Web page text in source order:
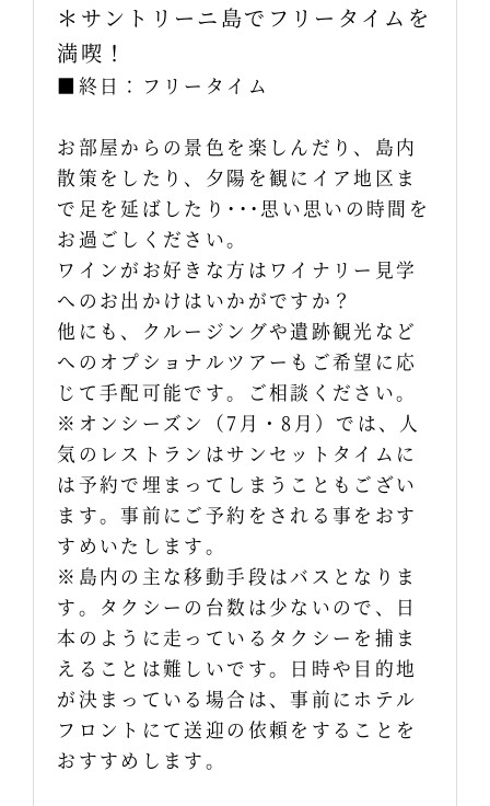
＊サントリーニ島でフリータイムを
満喫！
■終日：フリータイム
お部屋からの景色を楽しんだり、島内
散策をしたり、夕陽を観にイア地区ま
で足を延ばしたり･･･思い思いの時間を
お過ごしください。
ワインがお好きな方はワイナリー見学
へのお出かけはいかがですか？
他にも、クルージングや遺跡観光など
へのオプショナルツアーもご希望に応
じて手配可能です。ご相談ください。
※オンシーズン（7月・8月）では、人
気のレストランはサンセットタイムに
は予約で埋まってしまうこともござい
ます。事前にご予約をされる事をおす
すめいたします。
※島内の主な移動手段はバスとなりま
す。タクシーの台数は少ないので、日
本のように走っているタクシーを捕ま
えることは難しいです。日時や目的地
が決まっている場合は、事前にホテル
フロントにて送迎の依頼をすることを
おすすめします。